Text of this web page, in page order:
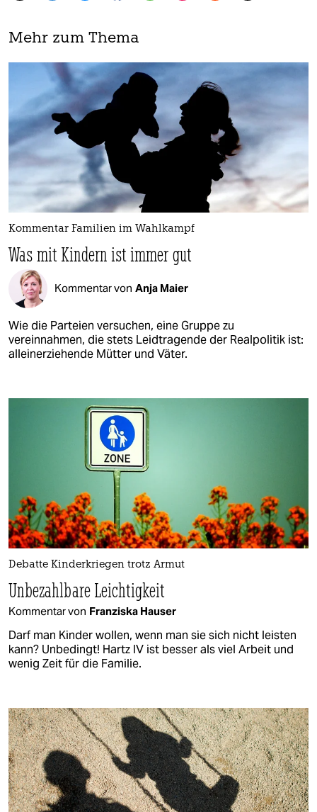
Mehr zum Thema
Kommentar Familien im Wahlkampf
Was mit Kindern ist immer gut
Kommentar von Anja Maier
Wie die Parteien versuchen, eine Gruppe zu
vereinnahmen, die stets Leidtragende der Realpolitik ist:
alleinerziehende Mütter und Väter.
Debatte Kinderkriegen trotz Armut
Unbezahlbare Leichtigkeit
Kommentar von Franziska Hauser
Darf man Kinder wollen, wenn man sie sich nicht leisten
kann? Unbedingt! Hartz IV ist besser als viel Arbeit und
wenig Zeit für die Familie.